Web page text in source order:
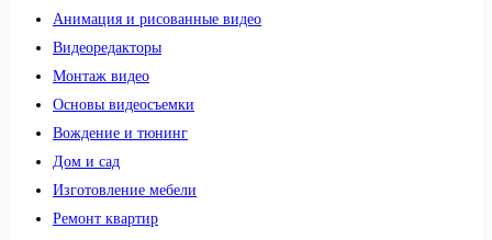
Анимация и рисованные видео
Видеоредакторы
Монтаж видео
Основы видеосъемки
Вождение и тюнинг
Дом и сад
Изготовление мебели
Ремонт квартир